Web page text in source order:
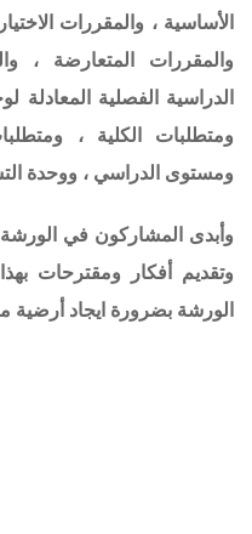
، والمقررات الاختيارية
المتعارضة ،
الفصلية المعادلة
الكلية ،
الدراسي ، ووحدة
المشاركون في الورشة
أفكار ومقترحات بهذا
بضرورة ايجاد أرضية